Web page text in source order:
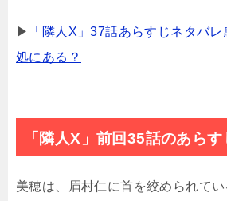
▶
「隣人X」37話あらすじネタバ
処にある？
「隣人X」前回35話のあらす
美穂は、眉村仁に首を絞められて